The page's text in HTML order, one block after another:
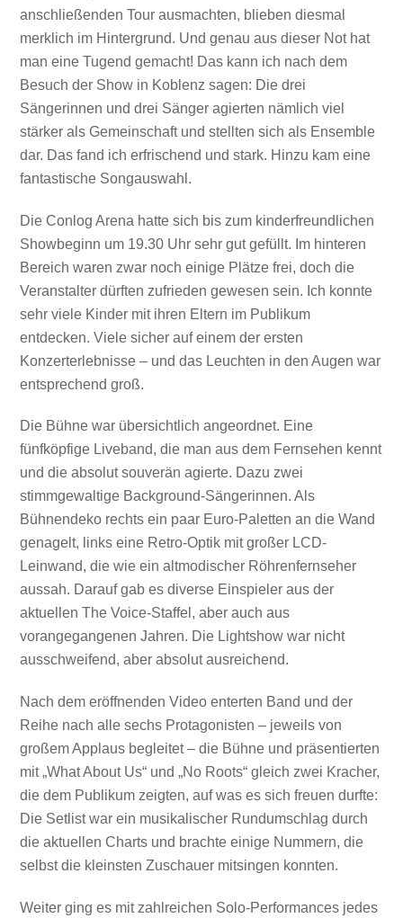
anschließenden Tour ausmachten, blieben diesmal
merklich im Hintergrund. Und genau aus dieser Not hat
man eine Tugend gemacht! Das kann ich nach dem
Besuch der Show in Koblenz sagen: Die drei
Sängerinnen und drei Sänger agierten nämlich viel
stärker als Gemeinschaft und stellten sich als Ensemble
dar. Das fand ich erfrischend und stark. Hinzu kam eine
fantastische Songauswahl.
Die Conlog Arena hatte sich bis zum kinderfreundlichen
Showbeginn um 19.30 Uhr sehr gut gefüllt. Im hinteren
Bereich waren zwar noch einige Plätze frei, doch die
Veranstalter dürften zufrieden gewesen sein. Ich konnte
sehr viele Kinder mit ihren Eltern im Publikum
entdecken. Viele sicher auf einem der ersten
Konzerterlebnisse – und das Leuchten in den Augen war
entsprechend groß.
Die Bühne war übersichtlich angeordnet. Eine
fünfköpfige Liveband, die man aus dem Fernsehen kennt
und die absolut souverän agierte. Dazu zwei
stimmgewaltige Background-Sängerinnen. Als
Bühnendeko rechts ein paar Euro-Paletten an die Wand
genagelt, links eine Retro-Optik mit großer LCD-
Leinwand, die wie ein altmodischer Röhrenfernseher
aussah. Darauf gab es diverse Einspieler aus der
aktuellen The Voice-Staffel, aber auch aus
vorangegangenen Jahren. Die Lightshow war nicht
ausschweifend, aber absolut ausreichend.
Nach dem eröffnenden Video enterten Band und der
Reihe nach alle sechs Protagonisten – jeweils von
großem Applaus begleitet – die Bühne und präsentierten
mit „What About Us“ und „No Roots“ gleich zwei Kracher,
die dem Publikum zeigten, auf was es sich freuen durfte:
Die Setlist war ein musikalischer Rundumschlag durch
die aktuellen Charts und brachte einige Nummern, die
selbst die kleinsten Zuschauer mitsingen konnten.
Weiter ging es mit zahlreichen Solo-Performances jedes